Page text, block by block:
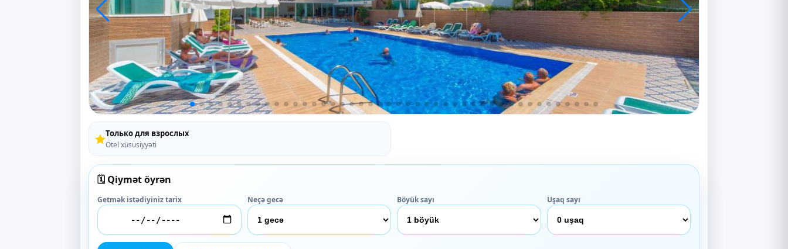
Только для взрослых
Otel xüsusiyyəti
🗓️ Qiymət öyrən
Getmək istədiyiniz tarix Neçə gecə Böyük sayı Uşaq sayı